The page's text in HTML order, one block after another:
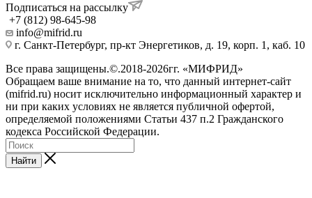
Подписаться на рассылку
+7 (812) 98-645-98
info@mifrid.ru
г. Санкт-Петербург, пр-кт Энергетиков, д. 19, корп. 1, каб. 10
Все права защищены.©.2018-2026гг. «МИФРИД»
Обращаем ваше внимание на то, что данный интернет-сайт
(mifrid.ru) носит исключительно информационный характер и
ни при каких условиях не является публичной офертой,
определяемой положениями Статьи 437 п.2 Гражданского
кодекса Российской Федерации.
Найти